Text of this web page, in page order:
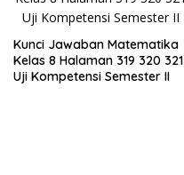
Kunci Jawaban Matematika
Kelas 8 Halaman 319 320 321
Uji Kompetensi Semester II